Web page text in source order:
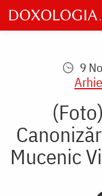
Skip
to
main
9
Mucenic